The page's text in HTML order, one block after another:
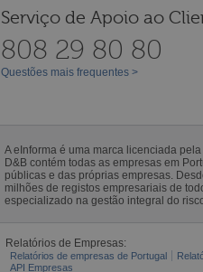
Serviço de Apoio ao
808 29 80 80
Questões mais frequentes >
A eInforma é uma marca licenciada
D&B contém todas as empresas em
públicas e das próprias empresas.
milhões de registos empresariais de
especializado na gestão integral do
Relatórios de Empresas:
Relatórios de empresas de Portugal
API Empresas